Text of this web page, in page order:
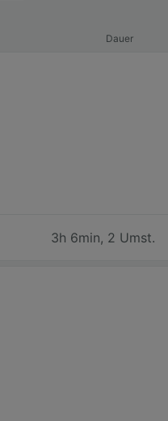
Dauer
3h 6min, 2 Umst.